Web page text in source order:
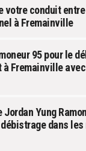
votre conduit
à Fremainville
95 pour le
à Fremainville
Yung
dans